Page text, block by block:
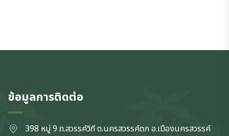
ข้อมูลการติดต่อ
398 หมู่ 9 ถ.สวรรค์วิถี ต.นครสวรรค์ตก อ.เมืองนครสวรรค์